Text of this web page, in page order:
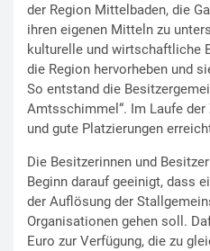
der Region Mittelbaden, die
ihren eigenen Mitteln zu
kulturelle und wirtschaftliche
die Region hervorheben und
So entstand die
Amtsschimmel“. Im Laufe
und gute Platzierungen
Die Besitzerinnen und
Beginn darauf geeinigt, dass
der Auflösung der
Organisationen gehen soll.
Euro zur Verfügung, die zu